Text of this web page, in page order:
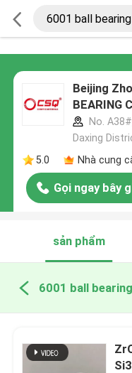
Beijing
BEARING
No.
Daxing
5.0
Nhà cung
Gọi ngay bây
sản phẩm
6001 ball